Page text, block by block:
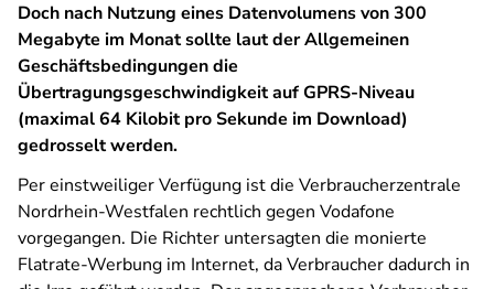
Doch nach Nutzung eines Datenvolumens von 300
Megabyte im Monat sollte laut der Allgemeinen
Geschäftsbedingungen die
Übertragungsgeschwindigkeit auf GPRS-Niveau
(maximal 64 Kilobit pro Sekunde im Download)
gedrosselt werden.
Per einstweiliger Verfügung ist die Verbraucherzentrale
Nordrhein-Westfalen rechtlich gegen Vodafone
vorgegangen. Die Richter untersagten die monierte
Flatrate-Werbung im Internet, da Verbraucher dadurch in